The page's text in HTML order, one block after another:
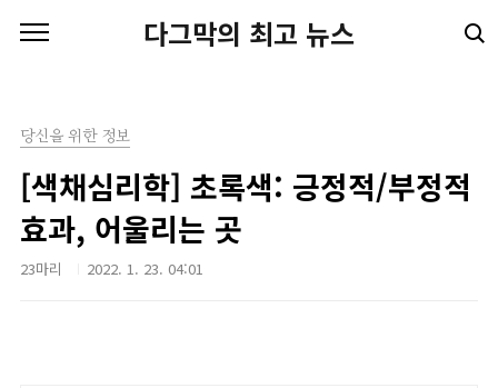
다그막의 최고 뉴스
당신을 위한 정보
[색채심리학] 초록색: 긍정적/부정적
효과, 어울리는 곳
23마리 2022. 1. 23. 04:01